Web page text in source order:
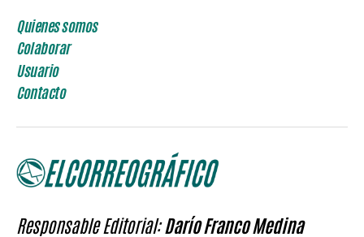
Quienes somos
Colaborar
Usuario
Contacto
Responsable Editorial:Darío Franco Medina